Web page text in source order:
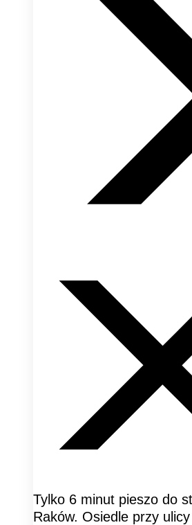
Tylko 6 minut pieszo do
Raków. Osiedle przy